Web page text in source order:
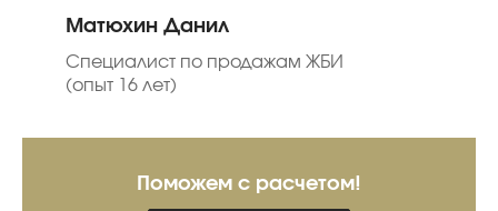
Матюхин Данил
Специалист по продажам ЖБИ
(опыт 16 лет)
Поможем с расчетом!